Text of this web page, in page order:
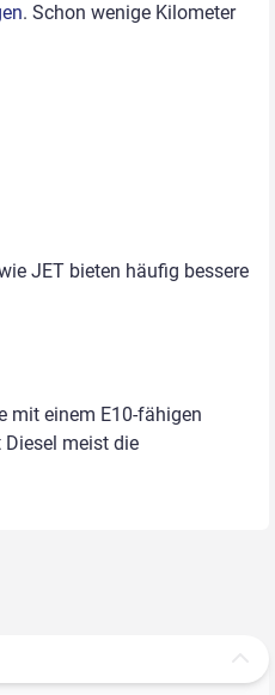
. Schon wenige Kilometer
JET bieten häufig bessere
mit einem E10-fähigen
meist die